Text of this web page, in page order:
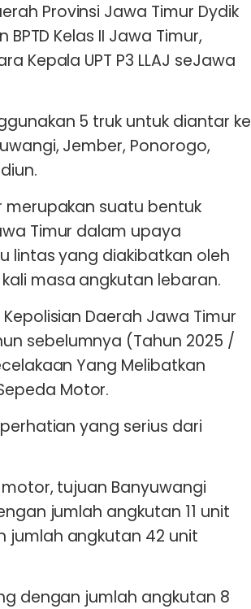
Provinsi Jawa Timur Dydik
Kelas II Jawa Timur,
Kepala UPT P3 LLAJ seJawa
5 truk untuk diantar ke
Jember, Ponorogo,
merupakan suatu bentuk
Timur dalam upaya
lintas yang diakibatkan oleh
masa angkutan lebaran.
Daerah Jawa Timur
sebelumnya (Tahun 2025 /
Yang Melibatkan
Motor.
yang serius dari
tujuan Banyuwangi
jumlah angkutan 11 unit
jumlah angkutan 42 unit
dengan jumlah angkutan 8